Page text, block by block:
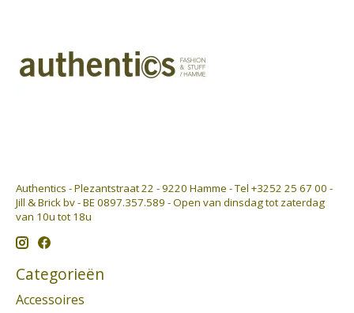
Authentics - Plezantstraat 22 - 9220 Hamme - Tel +3252 25 67 00 -
Jill & Brick bv - BE 0897.357.589 - Open van dinsdag tot zaterdag
van 10u tot 18u
Categorieën
Accessoires